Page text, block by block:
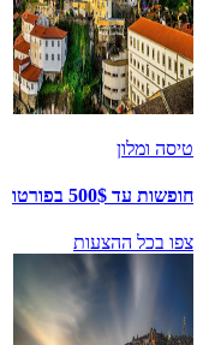
טיסה ומלון
חופשות עד 500$ בפורטו
צפו בכל ההצעות